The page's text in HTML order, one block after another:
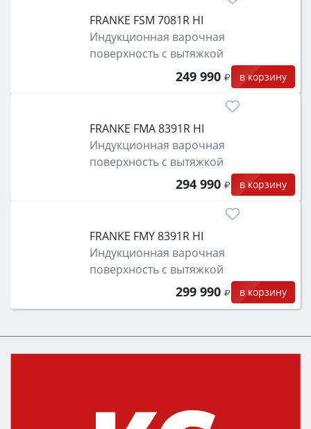
FRANKE FSM 7081R HI
Индукционная варочная
поверхность с вытяжкой
249 990 в корзину
FRANKE FMA 8391R HI
Индукционная варочная
поверхность с вытяжкой
294 990 в корзину
FRANKE FMY 8391R HI
Индукционная варочная
поверхность с вытяжкой
299 990 в корзину